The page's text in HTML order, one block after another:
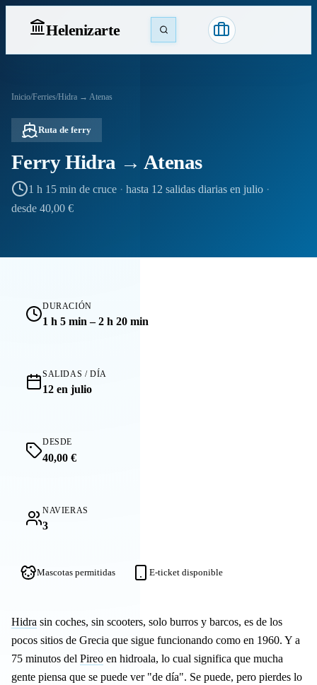
Helenizarte
Inicio/Ferries/Hidra → Atenas
Ruta de ferry
Ferry Hidra → Atenas
1 h 15 min de cruce · hasta 12 salidas diarias en julio ·
desde 40,00 €
DURACIÓN
1 h 5 min – 2 h 20 min
SALIDAS / DÍA
12 en julio
DESDE
40,00 €
NAVIERAS
3
Mascotas permitidas E-ticket disponible
Hidra sin coches, sin scooters, solo burros y barcos, es de los
pocos sitios de Grecia que sigue funcionando como en 1960. Y a
75 minutos del Pireo en hidroala, lo cual significa que mucha
gente piensa que se puede ver "de día". Se puede, pero pierdes lo